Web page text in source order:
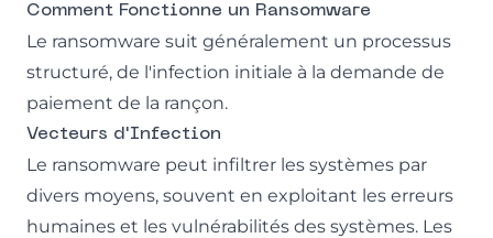
Comment Fonctionne un Ransomware
Le ransomware suit généralement un processus
structuré, de l'infection initiale à la demande de
paiement de la rançon.
Vecteurs d'Infection
Le ransomware peut infiltrer les systèmes par
divers moyens, souvent en exploitant les erreurs
humaines et les vulnérabilités des systèmes. Les